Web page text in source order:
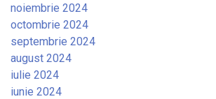
noiembrie 2024
octombrie 2024
septembrie 2024
august 2024
iulie 2024
iunie 2024